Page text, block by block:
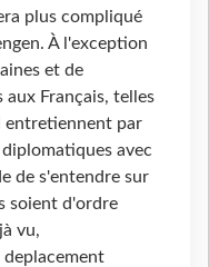
plus compliqué
À l'exception
et de
Français, telles
entretiennent par
avec
de s'entendre sur
soient d'ordre
vu,
deplacement